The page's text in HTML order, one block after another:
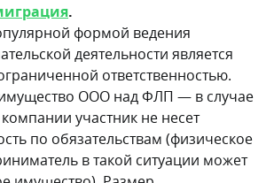
.
формой ведения
деятельности является
ответственностью.
ООО над ФЛП — в случае
участник не несет
по обязательствам (физическое
в такой ситуации может